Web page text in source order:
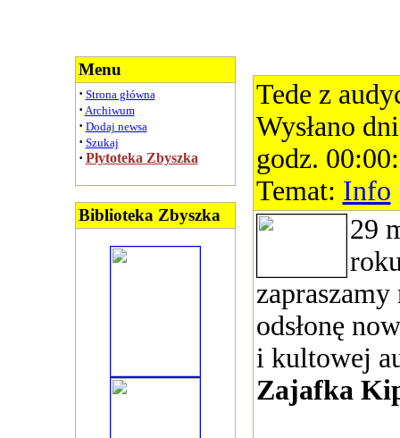
Menu
· Strona główna
· Archiwum
· Dodaj newsa
· Szukaj
· Płytoteka Zbyszka
Biblioteka Zbyszka
Tede z
Wysłano
godz.
Temat: Info
29
zapraszamy
odsłonę
i kultowej
Zajafka